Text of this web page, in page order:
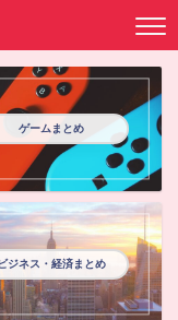
ゲームまとめ
ビジネス・経済まとめ